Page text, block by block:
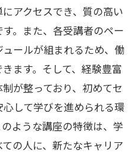
アクセスでき、質の高い
。また、各受講者のペー
ールが組まれるため、働
ます。そして、経験豊富
が整っており、初めてセ
して学びを進められる環
ような講座の特徴は、学
の人に、新たなキャリア